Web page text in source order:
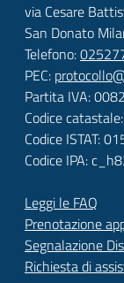
via Cesare
San Donato
Telefono:
PEC:
Partita IVA:
Codice
Codice ISTAT:
Codice IPA:
Leggi le FAQ
Prenotazione
Segnalazione
Richiesta di